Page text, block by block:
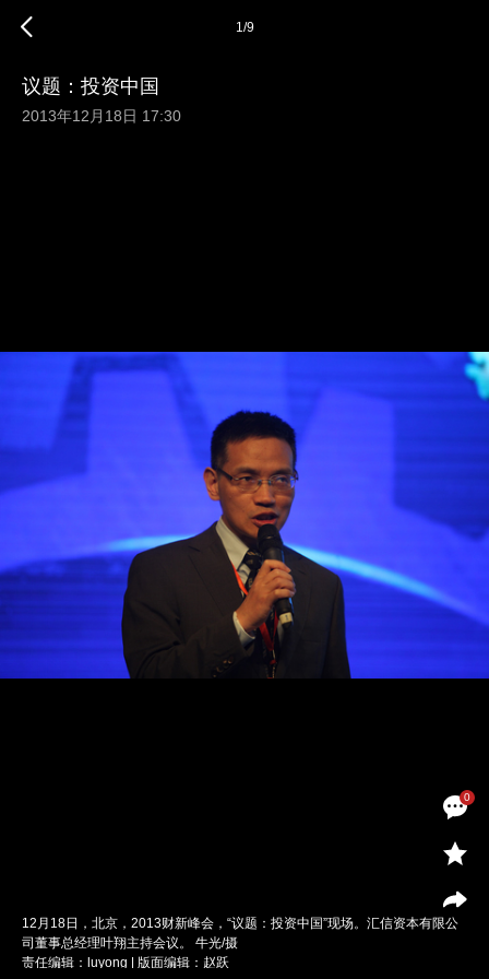
0
1/9
议题：投资中国
2013年12月18日 17:30
12月18日，北京，2013财新峰会，“议题：投资中国”现场。汇信资本有限公
司董事总经理叶翔主持会议。 牛光/摄
责任编辑：luyong | 版面编辑：赵跃